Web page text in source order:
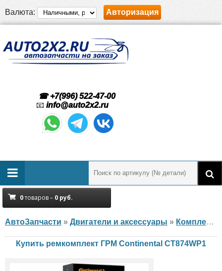
Валюта: Авторизация
☎ +7(996) 522-47-00
📧 info@auto2x2.ru
0товаров – 0 руб.
АвтоЗапчасти » Двигатели и аксессуары » Комплект ГРМ
Купить ремкомплект ГРМ Continental CT874WP1